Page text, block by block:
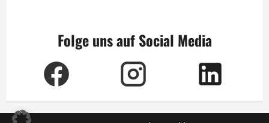
Folge uns auf Social Media